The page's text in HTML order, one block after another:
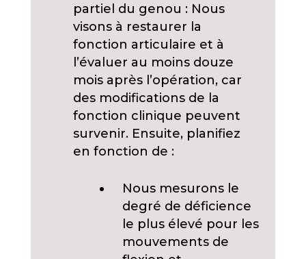
partiel du genou : Nous
visons à restaurer la
fonction articulaire et à
l’évaluer au moins douze
mois après l’opération, car
des modifications de la
fonction clinique peuvent
survenir. Ensuite, planifiez
en fonction de :
Nous mesurons le
degré de déficience
le plus élevé pour les
mouvements de